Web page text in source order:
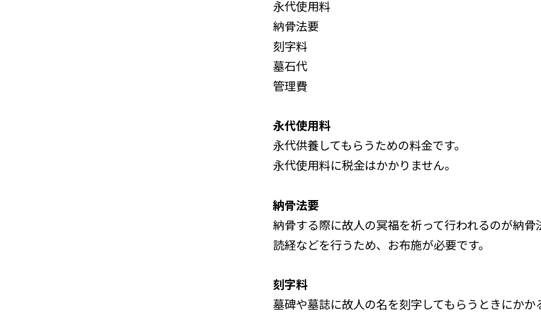
永代使用料
納骨法要
刻字料
墓石代
管理費
永代使用料
永代供養してもらうための料金です。
永代使用料に税金はかかりません。
納骨法要
納骨する際に故人の冥福を祈って行われるのが納骨
読経などを行うため、お布施が必要です。
刻字料
墓碑や墓誌に故人の名を刻字してもらうときにかか